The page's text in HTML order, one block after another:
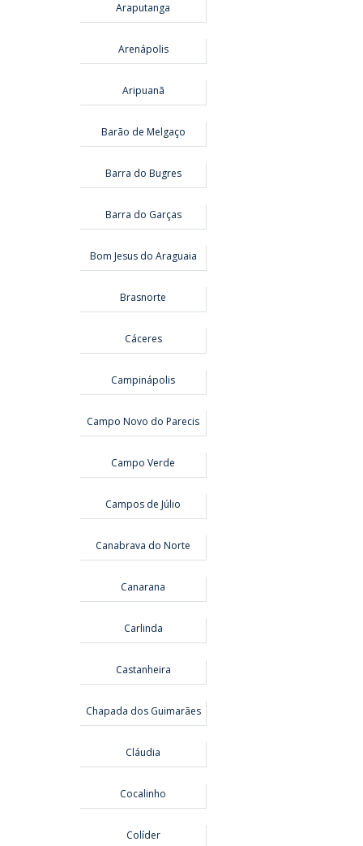
Araputanga
Arenápolis
Aripuanã
Barão de Melgaço
Barra do Bugres
Barra do Garças
Bom Jesus do Araguaia
Brasnorte
Cáceres
Campinápolis
Campo Novo do Parecis
Campo Verde
Campos de Júlio
Canabrava do Norte
Canarana
Carlinda
Castanheira
Chapada dos Guimarães
Cláudia
Cocalinho
Colíder